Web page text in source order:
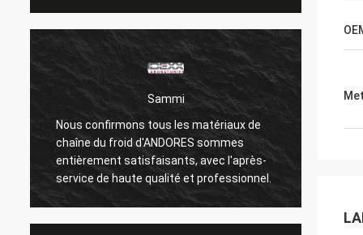
Sammi
Nous confirmons tous les matériaux de
chaîne du froid d'ANDORES sommes
entièrement satisfaisants, avec l'après-
service de haute qualité et professionnel.
Les